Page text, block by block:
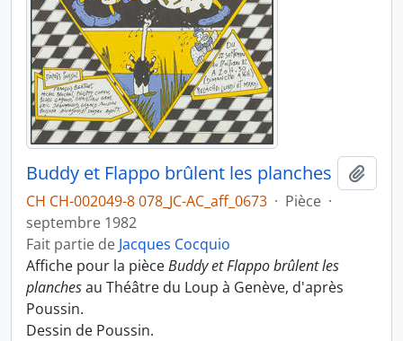
Buddy et Flappo brûlent les planches
CH CH-002049-8 078_JC-AC_aff_0673 · Pièce ·
septembre 1982
Fait partie de Jacques Cocquio
Affiche pour la pièceBuddy et Flappo brûlent les
planchesau Théâtre du Loup à Genève, d'après
Poussin.
Dessin de Poussin.